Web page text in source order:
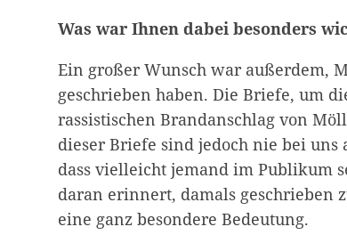
Was war Ihnen dabei besonders
Ein großer Wunsch war außerdem,
geschrieben haben. Die Briefe, um
rassistischen Brandanschlag von
dieser Briefe sind jedoch nie bei
dass vielleicht jemand im Publikum
daran erinnert, damals geschrieben
eine ganz besondere Bedeutung.